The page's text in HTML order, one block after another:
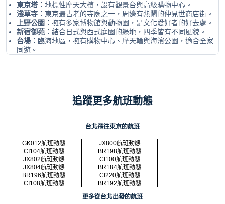
東京塔： 地標性摩天大樓，設有觀景台與高級購物中心。
淺草寺： 東京最古老的寺廟之一，周邊有熱鬧的仲見世商店街。
上野公園： 擁有多家博物館與動物園，是文化愛好者的好去處。
新宿御苑： 結合日式與西式庭園的綠地，四季皆有不同風貌。
台場： 臨海地區，擁有購物中心、摩天輪與海濱公園，適合全家
同遊。
追蹤更多航班動態
台北飛往東京的航班
GK012航班動態
JX800航班動態
CI104航班動態
BR198航班動態
JX802航班動態
CI100航班動態
JX804航班動態
BR184航班動態
BR196航班動態
CI220航班動態
CI108航班動態
BR192航班動態
更多從台北出發的航班